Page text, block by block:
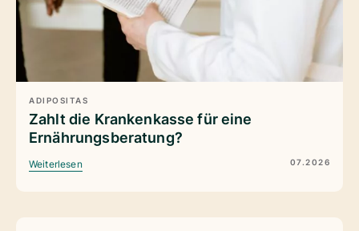
ADIPOSITAS
Zahlt die Krankenkasse für eine
Ernährungsberatung?
Weiterlesen 07.2026